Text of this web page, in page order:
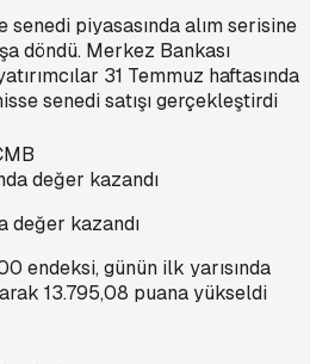
senedi piyasasında alım serisine
döndü. Merkez Bankası
31 Temmuz haftasında
senedi satışı gerçekleştirdi
değer kazandı
endeksi, günün ilk yarısında
13.795,08 puana yükseldi